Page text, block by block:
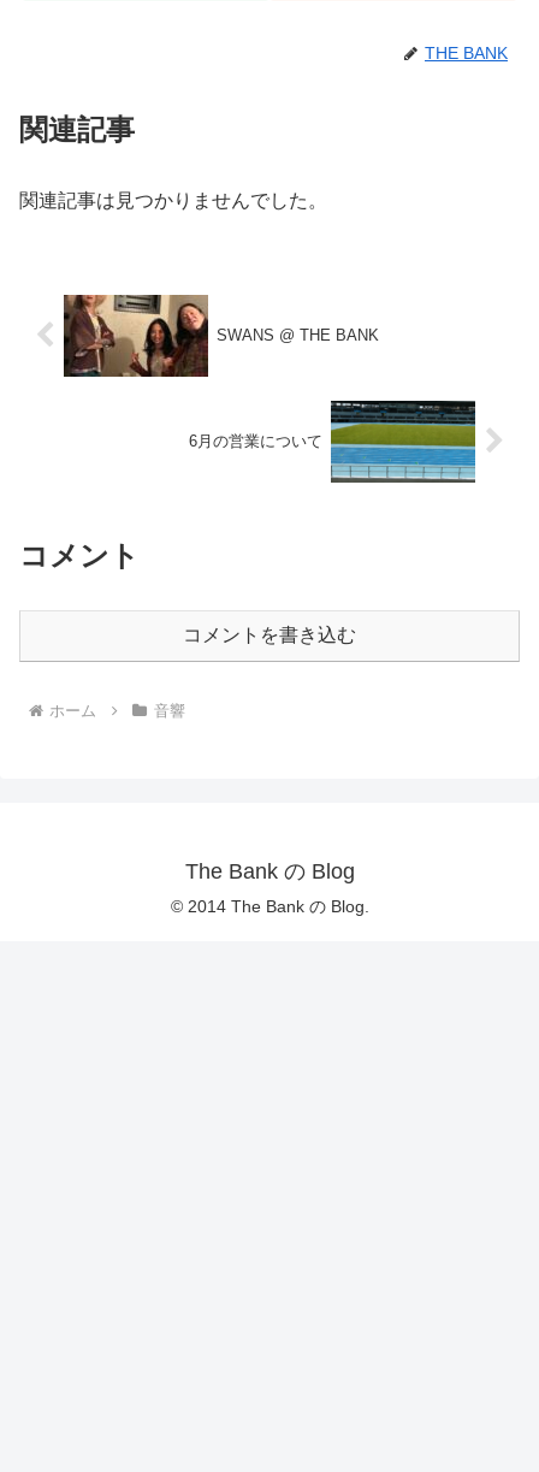
THE BANK
関連記事
関連記事は見つかりませんでした。
SWANS @ THE BANK
6月の営業について
コメント
コメントを書き込む
ホーム 音響
The Bank の Blog
© 2014 The Bank の Blog.